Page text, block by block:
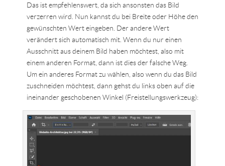
Das ist empfehlenswert, da sich ansonsten das Bild
verzerren wird. Nun kannst du bei Breite oder Höhe den
gewünschten Wert eingeben. Der andere Wert
verändert sich automatisch mit. Wenn du nur einen
Ausschnitt aus deinem Bild haben möchtest, also mit
einem anderen Format, dann ist dies der falsche Weg.
Um ein anderes Format zu wählen, also wenn du das Bild
zuschneiden möchtest, dann gehst du links oben auf die
ineinander geschobenen Winkel (Freistellungswerkzeug):